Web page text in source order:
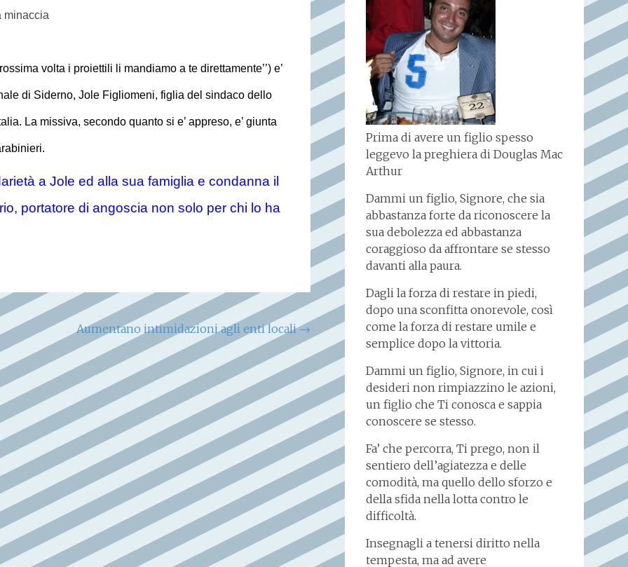
minaccia
volta i proiettili li mandiamo a te direttamente’’) e’
di Siderno, Jole Figliomeni, figlia del sindaco dello
La missiva, secondo quanto si e’ appreso, e’ giunta
a Jole ed alla sua famiglia e condanna il
portatore di angoscia non solo per chi lo ha
Aumentano intimidazioni agli enti locali→
Prima di avere un figlio spesso
leggevo la preghiera di Douglas Mac
Arthur
Dammi un figlio, Signore, che sia
abbastanza forte da riconoscere la
sua debolezza ed abbastanza
coraggioso da affrontare se stesso
davanti alla paura.
Dagli la forza di restare in piedi,
dopo una sconfitta onorevole, così
come la forza di restare umile e
semplice dopo la vittoria.
Dammi un figlio, Signore, in cui i
desideri non rimpiazzino le azioni,
un figlio che Ti conosca e sappia
conoscere se stesso.
Fa’ che percorra, Ti prego, non il
sentiero dell’agiatezza e delle
comodità, ma quello dello sforzo e
della sfida nella lotta contro le
difficoltà.
Insegnagli a tenersi diritto nella
tempesta, ma ad avere